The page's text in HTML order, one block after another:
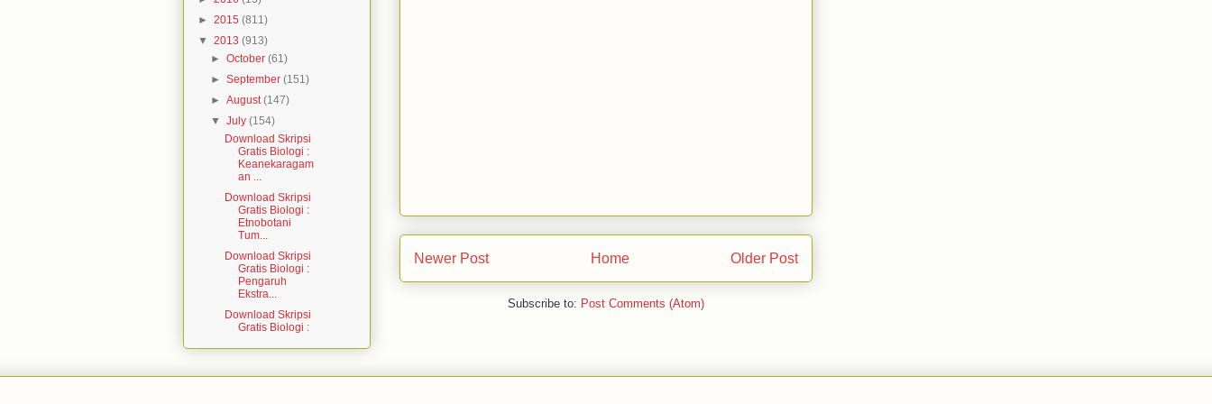
Newer Post Older Post
Home
Subscribe to: Post Comments (Atom)
► 2015 (811)
▼ 2013 (913)
►October(61)
►September(151)
►August(147)
▼July(154)
Download Skripsi
Gratis Biologi :
Keanekaragam
an ...
Download Skripsi
Gratis Biologi :
Etnobotani
Tum...
Download Skripsi
Gratis Biologi :
Pengaruh
Ekstra...
Download Skripsi
Gratis Biologi :
Lama S...
Download Skripsi